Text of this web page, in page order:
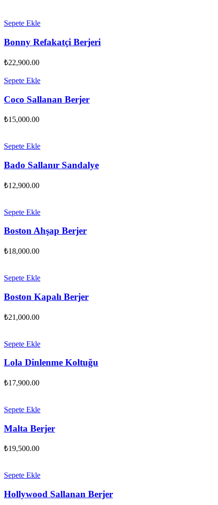
Sepete Ekle
Bonny Refakatçi Berjeri
₺22,900.00
Sepete Ekle
Coco Sallanan Berjer
₺15,000.00
Sepete Ekle
Bado Sallanır Sandalye
₺12,900.00
Sepete Ekle
Boston Ahşap Berjer
₺18,000.00
Sepete Ekle
Boston Kapalı Berjer
₺21,000.00
Sepete Ekle
Lola Dinlenme Koltuğu
₺17,900.00
Sepete Ekle
Malta Berjer
₺19,500.00
Sepete Ekle
Hollywood Sallanan Berjer